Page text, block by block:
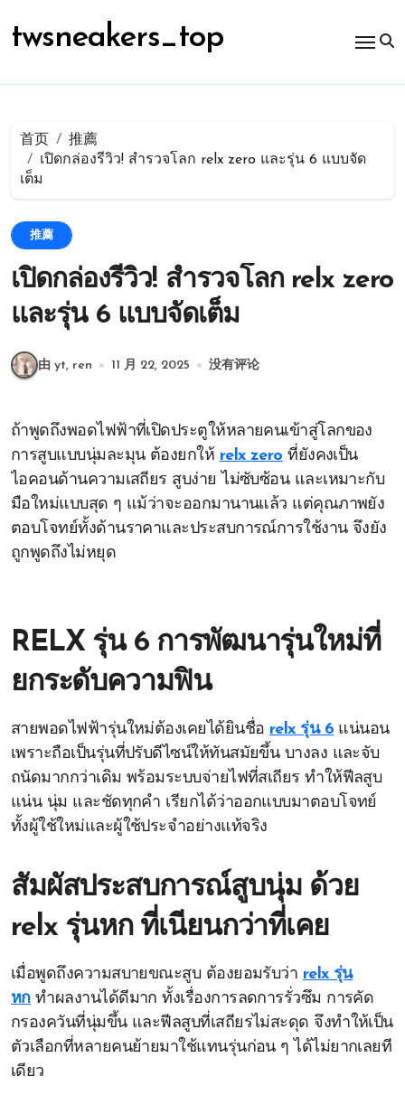
容
twsneakers_top
首页
推薦
เปิดกล่องรีวิว! สำรวจโลก relx zero และรุ่น 6 แบบจัด
เต็ม
推薦
เปิดกล่องรีวิว! สำรวจโลก relx zero
และรุ่น 6 แบบจัดเต็ม
由 yt, ren 11 月 22, 2025 没有评论
ถ้าพูดถึงพอดไฟฟ้าที่เปิดประตูให้หลายคนเข้าสู่โลกของ
การสูบแบบนุ่มละมุน ต้องยกให้ relx zero ที่ยังคงเป็น
ไอคอนด้านความเสถียร สูบง่าย ไม่ซับซ้อน และเหมาะกับ
มือใหม่แบบสุด ๆ แม้ว่าจะออกมานานแล้ว แต่คุณภาพยัง
ตอบโจทย์ทั้งด้านราคาและประสบการณ์การใช้งาน จึงยัง
ถูกพูดถึงไม่หยุด
RELX รุ่น 6 การพัฒนารุ่นใหม่ที่
ยกระดับความฟิน
สายพอดไฟฟ้ารุ่นใหม่ต้องเคยได้ยินชื่อ relx รุ่น 6 แน่นอน
เพราะถือเป็นรุ่นที่ปรับดีไซน์ให้ทันสมัยขึ้น บางลง และจับ
ถนัดมากกว่าเดิม พร้อมระบบจ่ายไฟที่สเถียร ทำให้ฟีลสูบ
แน่น นุ่ม และชัดทุกคำ เรียกได้ว่าออกแบบมาตอบโจทย์
ทั้งผู้ใช้ใหม่และผู้ใช้ประจำอย่างแท้จริง
สัมผัสประสบการณ์สูบนุ่ม ด้วย
relx รุ่นหก ที่เนียนกว่าที่เคย
เมื่อพูดถึงความสบายขณะสูบ ต้องยอมรับว่า relx รุ่น
หกทำผลงานได้ดีมาก ทั้งเรื่องการลดการรั่วซึม การคัด
กรองควันที่นุ่มขึ้น และฟีลสูบที่เสถียรไม่สะดุด จึงทำให้เป็น
ตัวเลือกที่หลายคนย้ายมาใช้แทนรุ่นก่อน ๆ ได้ไม่ยากเลยที
เดียว